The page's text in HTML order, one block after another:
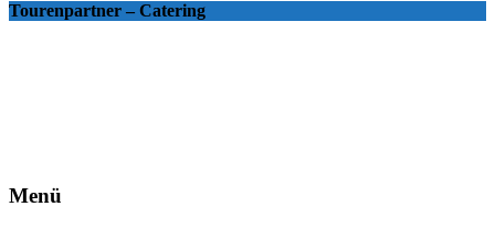
Tourenpartner – Catering
Menü